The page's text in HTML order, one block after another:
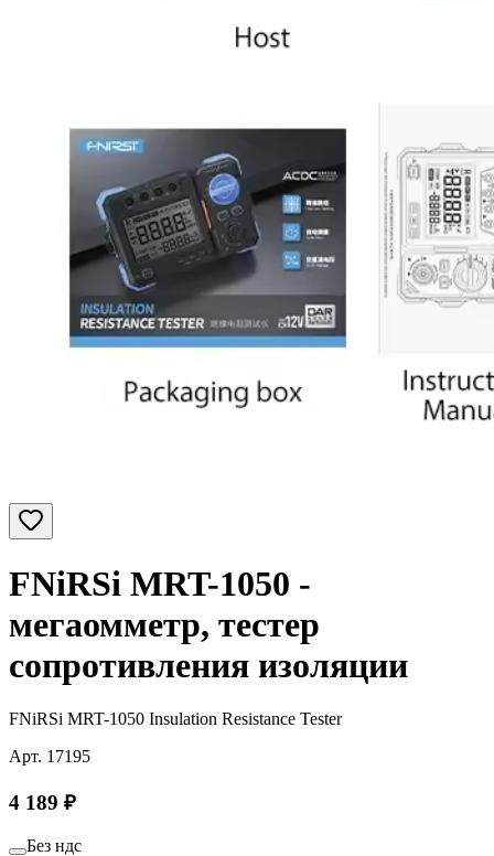
FNiRSi MRT-1050 -
мегаомметр, тестер
сопротивления изоляции
FNiRSi MRT-1050 Insulation Resistance Tester
Арт. 17195
4 189 ₽
Без ндс